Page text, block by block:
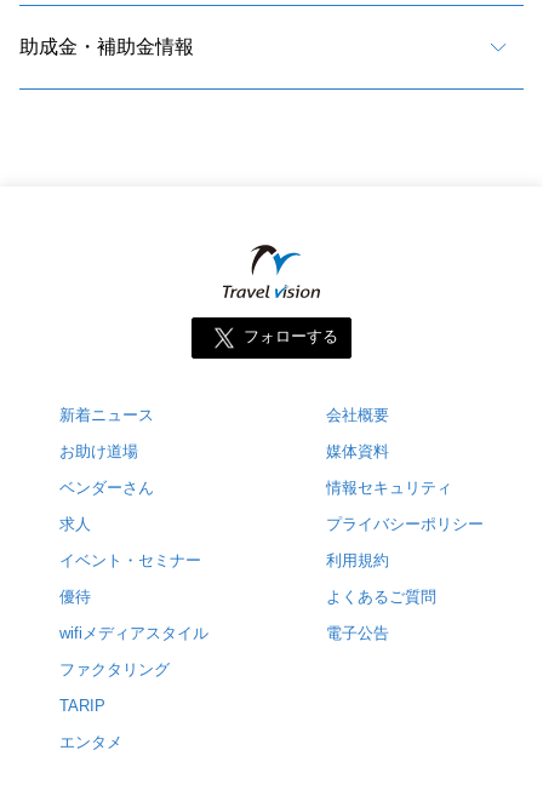
助成金・補助金情報
フォローする
新着ニュース
お助け道場
ベンダーさん
求人
イベント・セミナー
優待
wifiメディアスタイル
ファクタリング
TARIP
エンタメ
会社概要
媒体資料
情報セキュリティ
プライバシーポリシー
利用規約
よくあるご質問
電子公告